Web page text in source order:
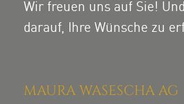
Wir freuen uns auf Sie!
darauf, Ihre Wünsche zu
MAURA WASESCHA AG